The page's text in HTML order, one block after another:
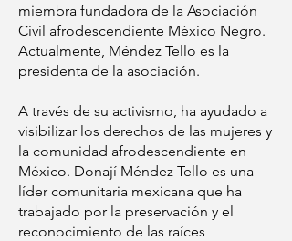
miembra fundadora de la Asociación
Civil afrodescendiente México Negro.
Actualmente, Méndez Tello es la
presidenta de la asociación.
A través de su activismo, ha ayudado a
visibilizar los derechos de las mujeres y
la comunidad afrodescendiente en
México. Donají Méndez Tello es una
líder comunitaria mexicana que ha
trabajado por la preservación y el
reconocimiento de las raíces